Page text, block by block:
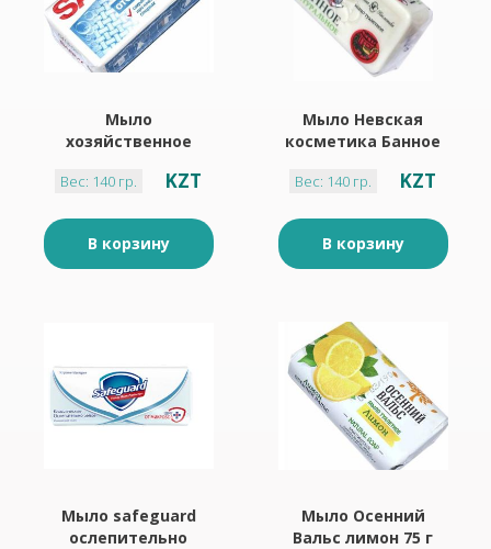
Мыло
хозяйственное
отбеливающее 140
Вес: 140 гр. KZT
В корзину
Мыло Невская
косметика Банное
Вес: 140 гр. KZT
В корзину
Мыло safeguard
ослепительно
Мыло Осенний
Вальс лимон 75 г